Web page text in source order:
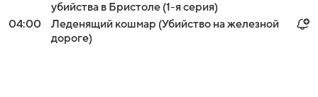
убийства в Бристоле (1-я серия)
04:00
Леденящий кошмар (Убийство на железной
дороге)